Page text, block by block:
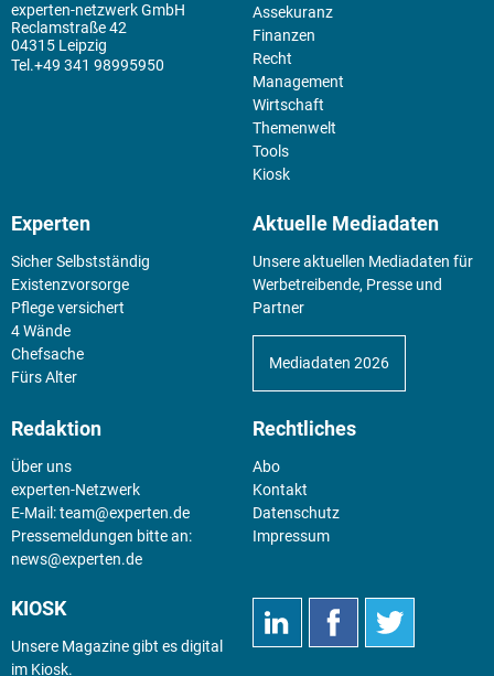
experten-netzwerk GmbH
Reclamstraße 42
04315 Leipzig
+49 341 98995950
Assekuranz
Finanzen
Recht
Management
Wirtschaft
Themenwelt
Tools
Kiosk
Experten
Sicher Selbstständig
Existenz­vorsorge
Pflege versichert
4 Wände
Chefsache
Fürs Alter
Aktuelle Mediadaten
Unsere aktuellen Mediadaten für
Werbetreibende, Presse und
Partner
Mediadaten 2026
Redaktion
Über uns
experten-Netzwerk
E-Mail:team@experten.de
Pressemeldungen bitte an:
news@experten.de
Rechtliches
Abo
Kontakt
Datenschutz
Impressum
KIOSK
Unsere Magazine gibt es digital
im Kiosk.